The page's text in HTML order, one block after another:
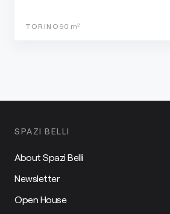
TORINO 90 m²
SPAZI BELLI
About Spazi Belli
Newsletter
Open House